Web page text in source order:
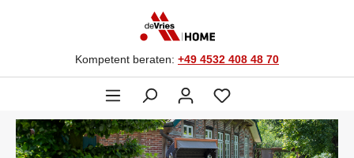
Kompetent beraten: +49 4532 408 48 70